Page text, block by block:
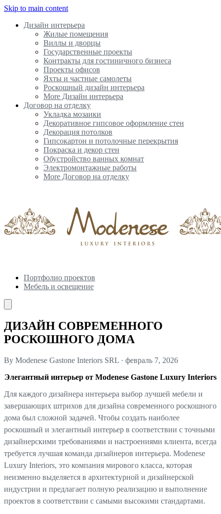
Skip to main content
Дизайн интерьера
Жилые помещения
Виллы и дворцы
Государственные проекты
Контракты для гостиничного бизнеса
Проекты офисов
Яхты и частные самолеты
Роскошный дизайн интерьера
More Дизайн интерьера
Договор на отделку
Укладка мозаики
Декоративное гипсовое оформление стен
Декорация потолков
Гипсокартон и потолочные перекрытия
Покраска и декор стен
Обустройство ванных комнат
Электромонтажные работы
More Договор на отделку
Портфолио проектов
Мебель и освещение
ДИЗАЙН СОВРЕМЕННОГО
РОСКОШНОГО ДОМА
By Modenese Gastone Interiors SRL · февраль 7, 2026
Элегантный интерьер от Modenese Gastone Luxury Interiors
Для каждого дизайнера интерьера выбор лучшей мебели и
завершающих штрихов для дизайна современного роскошного
дома был сложной задачей. Чтобы создать наиболее
роскошный и элегантный интерьер в соответствии с точными
дизайнерскими требованиями и настроениями клиента, всегда
требуется лучшая команда дизайнеров интерьера. Modenese
Luxury Interiors, это компания мирового класса, которая
неизменно выделяется в архитектурной и дизайнерской
индустрии и предлагает полную реализацию и выполнение
проектов в соответствии с самыми высокими стандартами.